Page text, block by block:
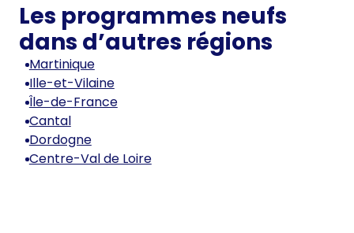
Les programmes neufs
dans d’autres régions
Martinique
Ille-et-Vilaine
Île-de-France
Cantal
Dordogne
Centre-Val de Loire